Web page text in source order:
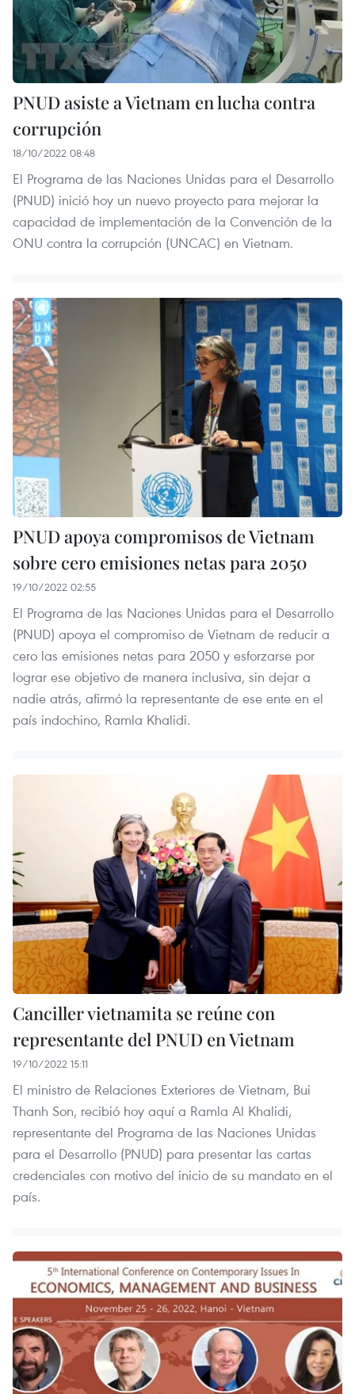
PNUD asiste a Vietnam en lucha contra
corrupción
18/10/2022 08:48
El Programa de las Naciones Unidas para el Desarrollo
(PNUD) inició hoy un nuevo proyecto para mejorar la
capacidad de implementación de la Convención de la
ONU contra la corrupción (UNCAC) en Vietnam.
PNUD apoya compromisos de Vietnam
sobre cero emisiones netas para 2050
19/10/2022 02:55
El Programa de las Naciones Unidas para el Desarrollo
(PNUD) apoya el compromiso de Vietnam de reducir a
cero las emisiones netas para 2050 y esforzarse por
lograr ese objetivo de manera inclusiva, sin dejar a
nadie atrás, afirmó la representante de ese ente en el
país indochino, Ramla Khalidi.
Canciller vietnamita se reúne con
representante del PNUD en Vietnam
19/10/2022 15:11
El ministro de Relaciones Exteriores de Vietnam, Bui
Thanh Son, recibió hoy aquí a Ramla Al Khalidi,
representante del Programa de las Naciones Unidas
para el Desarrollo (PNUD) para presentar las cartas
credenciales con motivo del inicio de su mandato en el
país.